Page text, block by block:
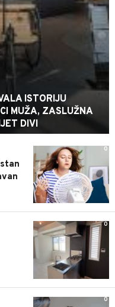
ISTORIJU
MUŽA, ZASLUŽNA
DIVI
0
0
0